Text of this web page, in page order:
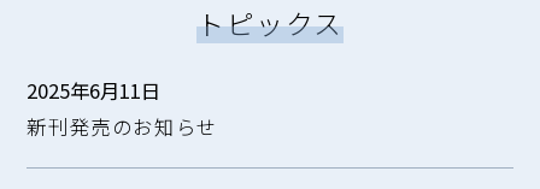
トピックス
2025年6月11日
新刊発売のお知らせ